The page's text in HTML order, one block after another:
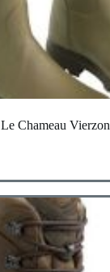
Le Chameau Vierzon